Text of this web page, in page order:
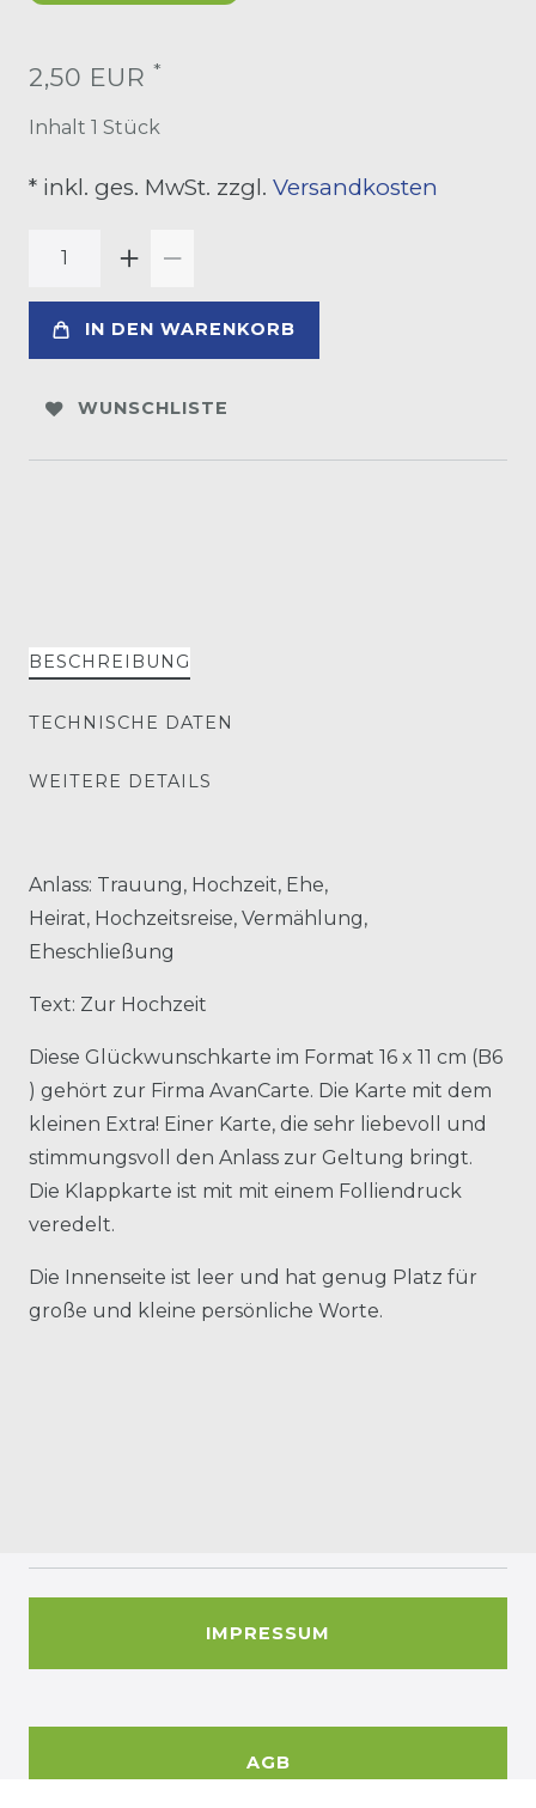
2,50 EUR *
Inhalt 1 Stück
* inkl. ges. MwSt. zzgl. Versandkosten
IN DEN WARENKORB
WUNSCHLISTE
BESCHREIBUNG
TECHNISCHE DATEN
WEITERE DETAILS
Anlass: Trauung, Hochzeit, Ehe,
Heirat, Hochzeitsreise, Vermählung,
Eheschließung
Text: Zur Hochzeit
Diese Glückwunschkarte im Format 16 x 11 cm (B6
) gehört zur Firma AvanCarte. Die Karte mit dem
kleinen Extra! Einer Karte, die sehr liebevoll und
stimmungsvoll den Anlass zur Geltung bringt.
Die Klappkarte ist mit mit einem Folliendruck
veredelt.
Die Innenseite ist leer und hat genug Platz für
große und kleine persönliche Worte.
IMPRESSUM
AGB